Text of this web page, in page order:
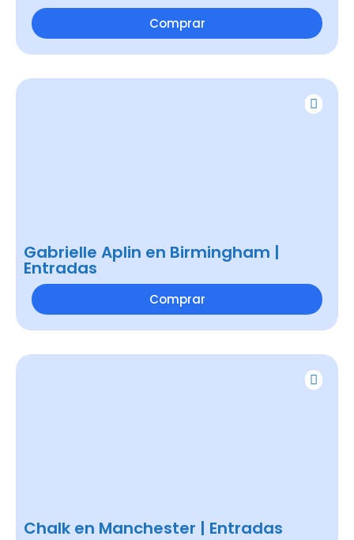
Comprar
Gabrielle Aplin en Birmingham |
Entradas
Comprar
Chalk en Manchester | Entradas